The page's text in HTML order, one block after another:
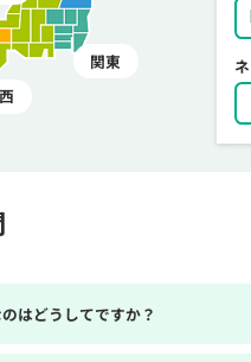
関東
はどうしてですか？